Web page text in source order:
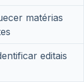
matérias
editais